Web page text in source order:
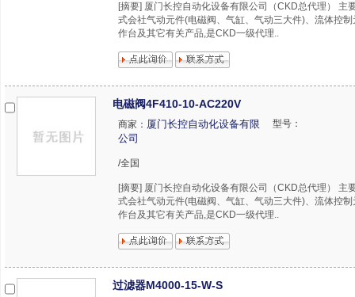
[摘要] 厦门长控自动化设备有限公司（CKD总代理） 主
式会社气动元件(电磁阀、气缸、气动三大件)、流体控
作台及其它有关产品,是CKD一级代理..
电磁阀4F410-10-AC220V
商家： 厦门长控自动化设备有限
公司
型号：
/全国
[摘要] 厦门长控自动化设备有限公司（CKD总代理） 主
式会社气动元件(电磁阀、气缸、气动三大件)、流体控
作台及其它有关产品,是CKD一级代理..
过滤器M4000-15-W-S